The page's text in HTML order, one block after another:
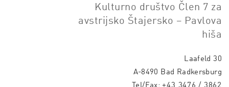
Kulturno društvo Člen 7 za
avstrijsko Štajersko – Pavlova
hiša
Laafeld 30
A-8490 Bad Radkersburg